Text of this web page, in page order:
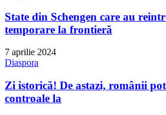
State din Schengen care au
temporare la frontieră
7 aprilie 2024
Diaspora
Zi istorică! De astazi, românii
controale la